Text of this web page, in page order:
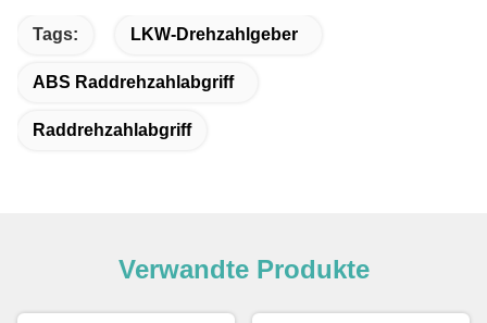
Tags: LKW-Drehzahlgeber
ABS Raddrehzahlabgriff
Raddrehzahlabgriff
Verwandte Produkte